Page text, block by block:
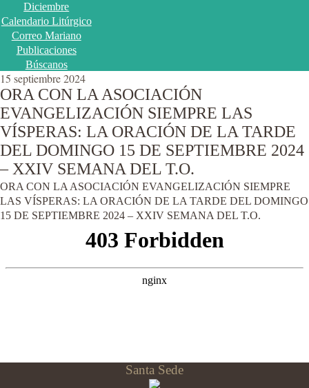
Diciembre
Calendario Litúrgico
Correo Mariano
Publicaciones
Búscanos
15 septiembre 2024
ORA CON LA ASOCIACIÓN
EVANGELIZACIÓN SIEMPRE LAS
VÍSPERAS: LA ORACIÓN DE LA TARDE
DEL DOMINGO 15 DE SEPTIEMBRE 2024
– XXIV SEMANA DEL T.O.
ORA CON LA ASOCIACIÓN EVANGELIZACIÓN SIEMPRE
LAS VÍSPERAS: LA ORACIÓN DE LA TARDE DEL DOMINGO
15 DE SEPTIEMBRE 2024 – XXIV SEMANA DEL T.O.
Santa Sede